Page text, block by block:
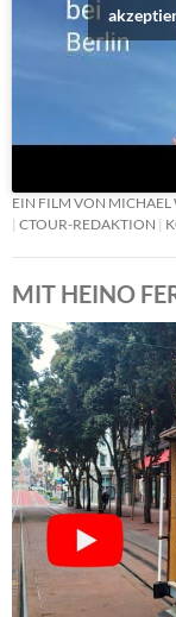
EIN FILM VON MICHAEL
CTOUR-REDAKTION
MIT HEINO